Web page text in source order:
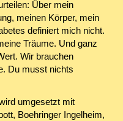
Über mein
meinen Körper, mein
definiert mich nicht.
Träume. Und ganz
Wir brauchen
Du musst nichts
umgesetzt mit
Boehringer Ingelheim,